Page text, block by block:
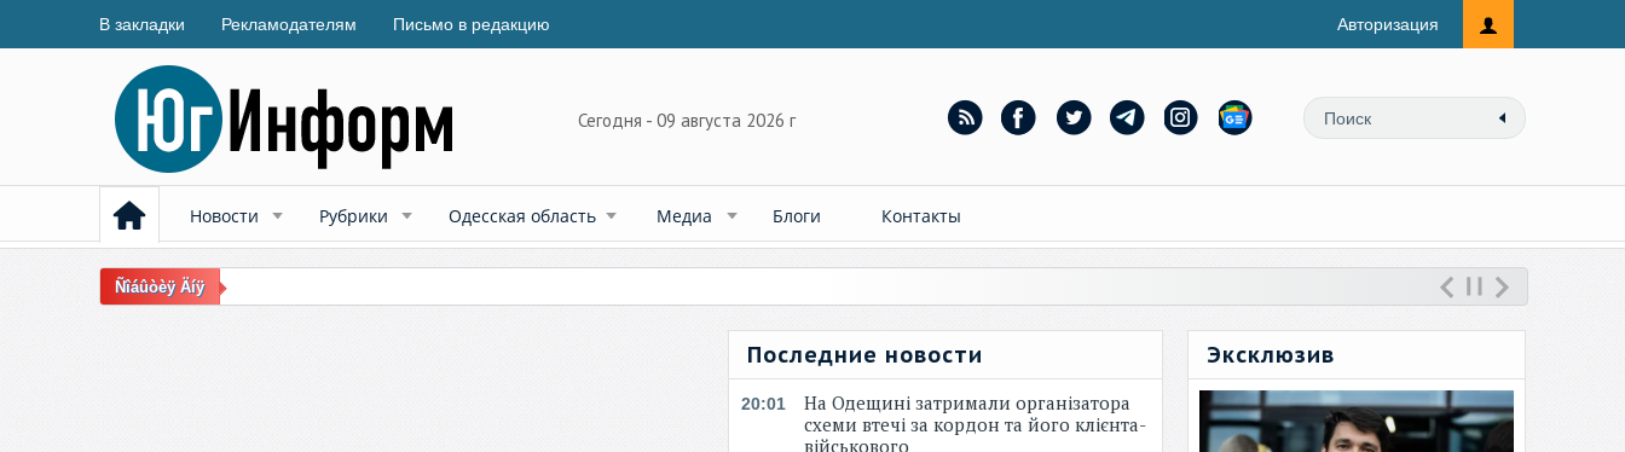
В закладки Рекламодателям Письмо в редакцию Авторизация
Сегодня - 09 августа 2026 г
Новости Рубрики Одесская область Медиа Блоги Контакты
Ñîáûòèÿ Äíÿ
Последние новости
20:01
На Одещині затримали організатора
схеми втечі за кордон та його клієнта-
військового
Эксклюзив